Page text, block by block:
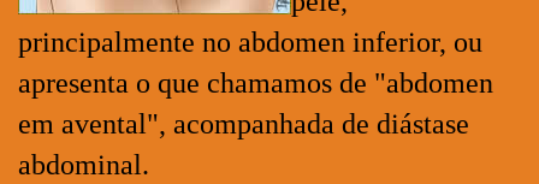
principalmente no abdomen inferior, ou
apresenta o que chamamos de "abdomen
em avental", acompanhada de diástase
abdominal.